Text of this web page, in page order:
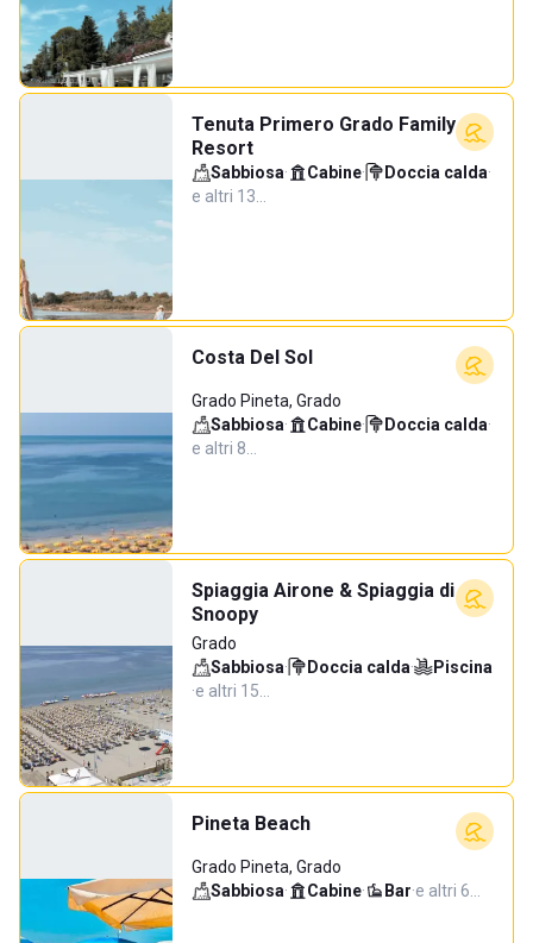
Tenuta Primero Grado Family
Resort
Sabbiosa· Cabine· Doccia calda·
e altri 13…
Costa Del Sol
Grado Pineta, Grado
Sabbiosa· Cabine· Doccia calda·
e altri 8…
Spiaggia Airone & Spiaggia di
Snoopy
Grado
Sabbiosa· Doccia calda·
Piscina
·e altri 15…
Pineta Beach
Grado Pineta, Grado
Sabbiosa· Cabine· Bar·e altri 6…